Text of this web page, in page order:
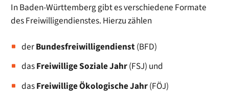
In Baden-Württemberg gibt es verschiedene Formate
des Freiwilligendienstes. Hierzu zählen
derBundesfreiwilligendienst(BFD)
dasFreiwillige Soziale Jahr(FSJ) und
dasFreiwillige Ökologische Jahr(FÖJ)